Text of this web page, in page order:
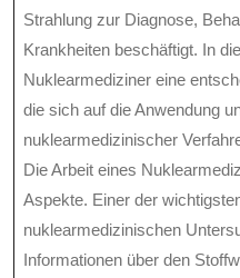
Strahlung zur Diagnose,
Krankheiten beschäftigt. In
Nuklearmediziner eine
die sich auf die Anwendung
nuklearmedizinischer
Die Arbeit eines
Aspekte. Einer der
nuklearmedizinischen
Informationen über den